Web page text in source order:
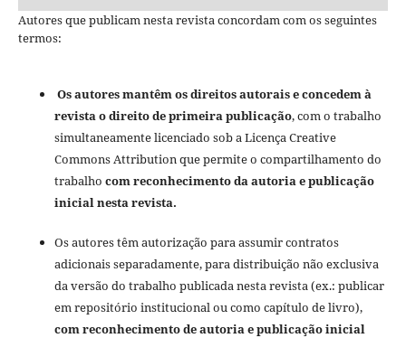
Autores que publicam nesta revista concordam com os seguintes
termos:
Os autores mantêm os direitos autorais e concedem à
revista o direito de primeira publicação, com o trabalho
simultaneamente licenciado sob a Licença Creative
Commons Attribution que permite o compartilhamento do
trabalho com reconhecimento da autoria e publicação
inicial nesta revista.
Os autores têm autorização para assumir contratos
adicionais separadamente, para distribuição não exclusiva
da versão do trabalho publicada nesta revista (ex.: publicar
em repositório institucional ou como capítulo de livro),
com reconhecimento de autoria e publicação inicial